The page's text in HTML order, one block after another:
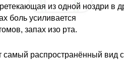
из одной ноздри в
боль усиливается
запах изо рта.
самый распространённый вид